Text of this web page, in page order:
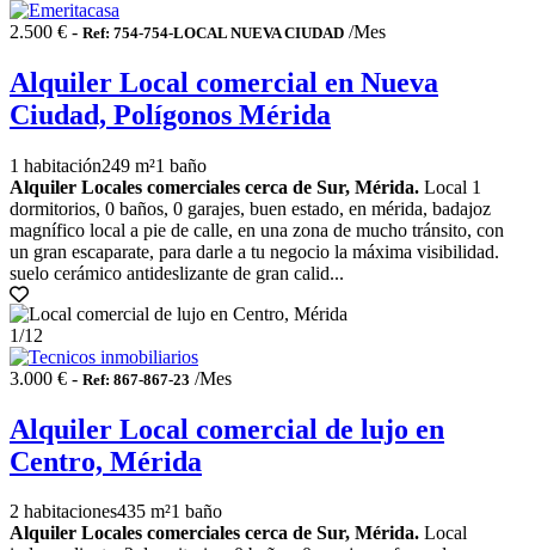
2.500 € - Ref: 754-754-LOCAL NUEVA CIUDAD /Mes
Alquiler Local comercial en Nueva
Ciudad, Polígonos Mérida
1 habitación249 m²1 baño
Alquiler Locales comerciales cerca de Sur, Mérida. Local 1
dormitorios, 0 baños, 0 garajes, buen estado, en mérida, badajoz
magnífico local a pie de calle, en una zona de mucho tránsito, con
un gran escaparate, para darle a tu negocio la máxima visibilidad.
suelo cerámico antideslizante de gran calid...
1/12
3.000 € - Ref: 867-867-23 /Mes
Alquiler Local comercial de lujo en
Centro, Mérida
2 habitaciones435 m²1 baño
Alquiler Locales comerciales cerca de Sur, Mérida. Local